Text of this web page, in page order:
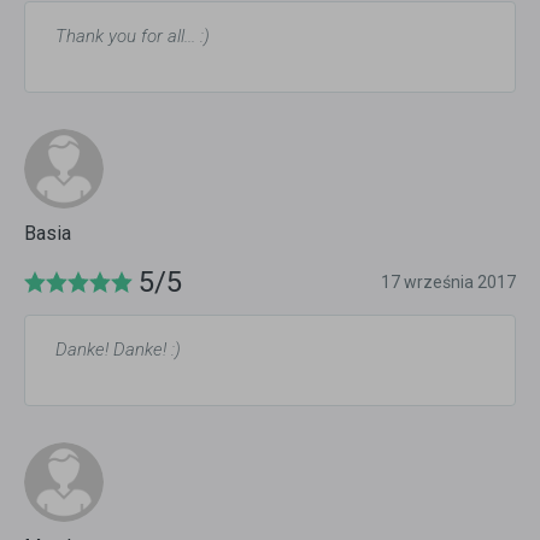
Thank you for all... :)
Basia
5/5 17 września 2017
Danke! Danke! :)